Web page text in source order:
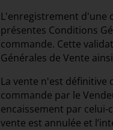
L'enregistrement d'une
présentes Conditions
commande. Cette
Générales de Vente
La vente n'est
commande par le
encaissement par
vente est annulée et